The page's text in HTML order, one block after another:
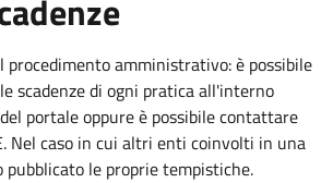
procedimento amministrativo: è possibile
scadenze di ogni pratica all'interno
portale oppure è possibile contattare
Nel caso in cui altri enti coinvolti in una
pubblicato le proprie tempistiche.